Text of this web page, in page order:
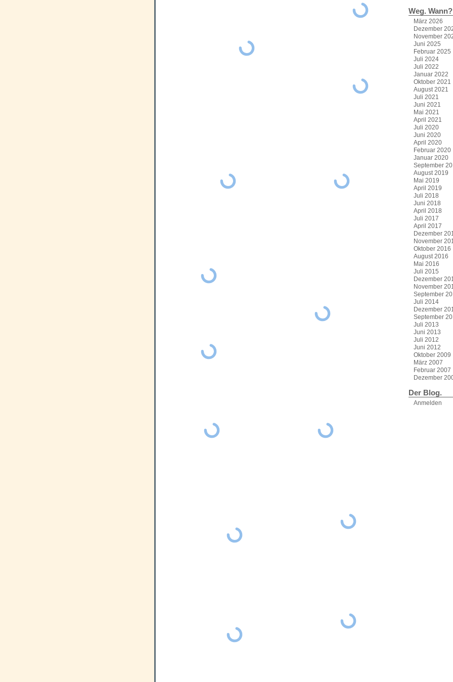
Weg. Wann?
März 2026
Dezember
November
Juni 2025
Februar 2025
Juli 2024
Juli 2022
Januar 2022
Oktober 2021
August 2021
Juli 2021
Juni 2021
Mai 2021
April 2021
Juli 2020
Juni 2020
April 2020
Februar 2020
Januar 2020
September
August 2019
Mai 2019
April 2019
Juli 2018
Juni 2018
April 2018
Juli 2017
April 2017
Dezember
November
Oktober 2016
August 2016
Mai 2016
Juli 2015
Dezember
November
September
Juli 2014
Dezember
September
Juli 2013
Juni 2013
Juli 2012
Juni 2012
Oktober 2009
März 2007
Februar 2007
Dezember
Der Blog.
Anmelden